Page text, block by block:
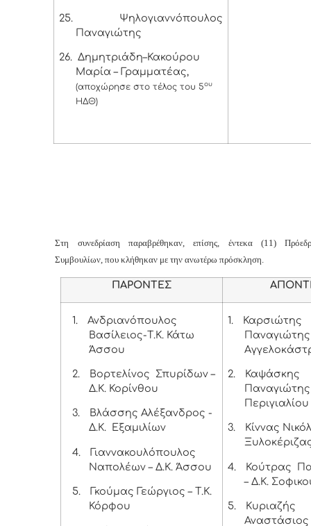
25.
Ψηλογιαννόπουλος
Παναγιώτης
26. Δημητριάδη–Κακούρου
Μαρία – Γραμματέας,
(αποχώρησε στο τέλος του 5ου
ΗΔΘ)
Στη συνεδρίαση παραβρέθηκαν, επίσης, έντεκα (11)
Συμβουλίων, που κλήθηκαν με την ανωτέρω πρόσκληση.
ΠΑΡΟΝΤΕΣ
1.
Ανδριανόπουλος
Βασίλειος-Τ.Κ. Κάτω
Άσσου
2.
Βορτελίνος Σπυρίδων –
Δ.Κ. Κορίνθου
3.
Βλάσσης Αλέξανδρος -
Δ.Κ. Εξαμιλίων
4.
Γιαννακουλόπουλος
Ναπολέων – Δ.Κ. Άσσου
5.
Γκούμας Γεώργιος – Τ.Κ.
Κόρφου
1.
Καρσιώτης
Παναγιώτης
2.
Καψάσκης
Παναγιώτης
Περιγιαλίου
3.
Κίννας
4.
Κούτρας
– Δ.Κ.
5.
Κυριαζής